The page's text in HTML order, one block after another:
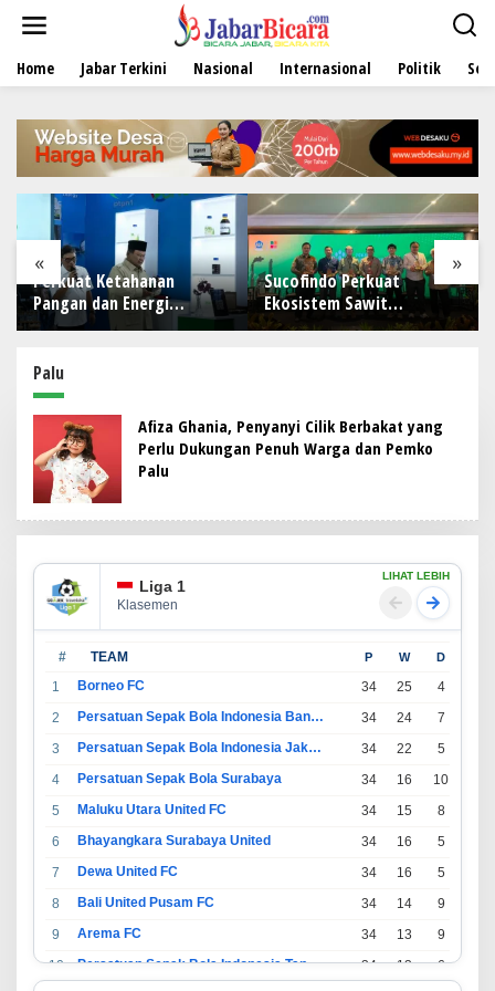
t
Home Jabar Terkini Nasional Internasional Politik
« »
Perkuat Ketahanan
Pangan dan Energi
Nasional, Presiden
Bioetanol PTPN I
(Persero), Subholding
Perkebunan Nusantara
Sucofindo Perkuat
Ekosistem Sawit
Berkelanjutan melalui
Palu
Afiza Ghania, Penyanyi Cilik Berbakat yang
Perlu Dukungan Penuh Warga dan Pemko
Palu
Liga 1
Klasemen
LIHAT LEBIH
# TEAM P W D
1 Borneo FC 34 25 4
2
Persatuan Sepak Bola Indonesia Bandung 34 24 7
3
Persatuan Sepak Bola Indonesia Jakarta 34 22 5
4
Persatuan Sepak Bola Surabaya 34 16 10
5
Maluku Utara United FC 34 15 8
6
Bhayangkara Surabaya United 34 16 5
7
Dewa United FC 34 16 5
8
Bali United Pusam FC 34 14 9
9
Arema FC 34 13 9
10
Persatuan Sepak Bola Indonesia Tangerang 34 13 6